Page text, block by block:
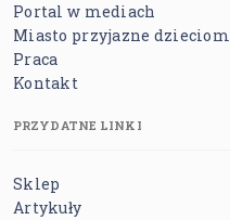
Portal w mediach
Miasto przyjazne dzieciom
Praca
Kontakt
PRZYDATNE LINKI
Sklep
Artykuły